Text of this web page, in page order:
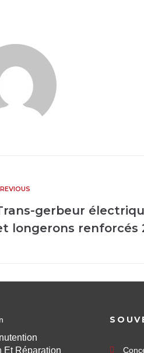
gerbeur
longerons renforcés
Et Réparation